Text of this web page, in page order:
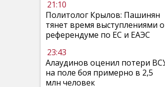
21:10
Политолог Крылов: Пашинян
тянет время выступлениями о
референдуме по ЕС и ЕАЭС
23:43
Алаудинов оценил потери
на поле боя примерно в 2,5
млн человек